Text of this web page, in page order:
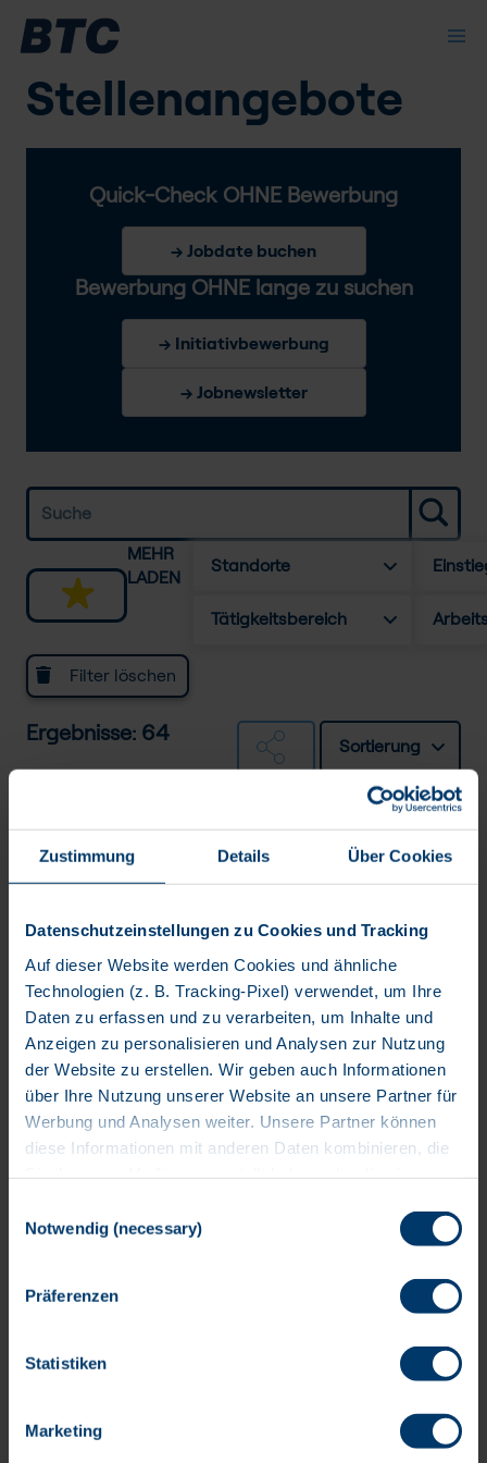
Zustimmung Details Über Cookies
Datenschutzeinstellungen zu Cookies und Tracking
Auf dieser Website werden Cookies und ähnliche
Technologien (z. B. Tracking-Pixel) verwendet, um Ihre
Daten zu erfassen und zu verarbeiten, um Inhalte und
Anzeigen zu personalisieren und Analysen zur Nutzung
der Website zu erstellen. Wir geben auch Informationen
über Ihre Nutzung unserer Website an unsere Partner für
Werbung und Analysen weiter. Unsere Partner können
diese Informationen mit anderen Daten kombinieren, die
Bitte wählen Sie Ihre Einwilligungspräferenzen in Bezug
entsprechende Datenverarbeitung aus. Sie können Ihre
Einwilligung jederzeit widerrufen, indem Sie z.B. auf das
diesen Banner wieder aufrufen und die gewünschten
Einstellungen vornehmen. Weitere Informationen über die
Verwendung von Cookies und anderen Technologien, die
Notwendig (necessary)
Präferenzen
Statistiken
Marketing
Stellenangebote
Quick-Check OHNE Bewerbung
→ Jobdate buchen
Bewerbung OHNE lange zu suchen
→ Initiativbewerbung
→ Jobnewsletter
MEHR
LADEN
Standorte
Tätigkeitsbereich
Filter löschen
Ergebnisse: 64
Sortierung
Testautomatisierung IT-Projekte
Festanstellung
BTC AG
Senior Netzwerkadministrator
*in / Network Engineer Cisco
BTC IT Services GmbH
People Lead *
BTC IT Services GmbH